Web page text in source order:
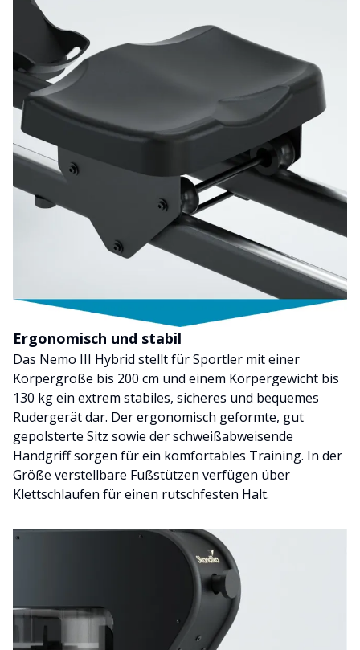
Ergonomisch und stabil
Das Nemo III Hybrid stellt für Sportler mit einer
Körpergröße bis 200 cm und einem Körpergewicht bis
130 kg ein extrem stabiles, sicheres und bequemes
Rudergerät dar. Der ergonomisch geformte, gut
gepolsterte Sitz sowie der schweißabweisende
Handgriff sorgen für ein komfortables Training. In der
Größe verstellbare Fußstützen verfügen über
Klettschlaufen für einen rutschfesten Halt.